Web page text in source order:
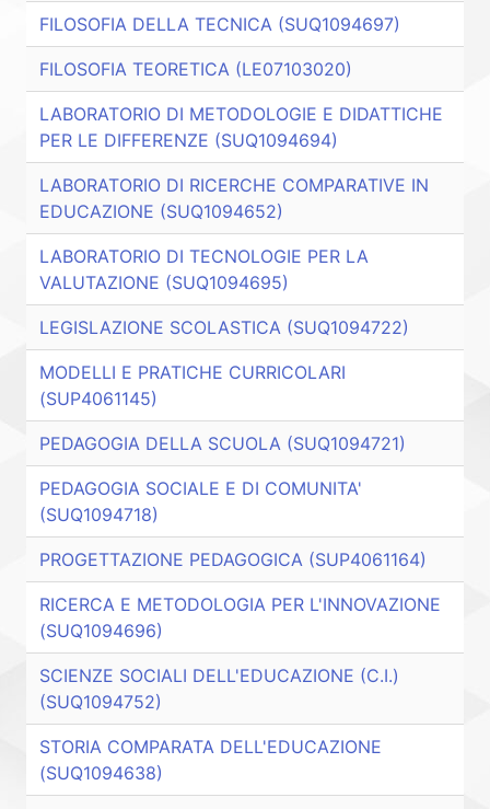
FILOSOFIA DELLA TECNICA (SUQ1094697)
FILOSOFIA TEORETICA (LE07103020)
LABORATORIO DI METODOLOGIE E DIDATTICHE
PER LE DIFFERENZE (SUQ1094694)
LABORATORIO DI RICERCHE COMPARATIVE IN
EDUCAZIONE (SUQ1094652)
LABORATORIO DI TECNOLOGIE PER LA
VALUTAZIONE (SUQ1094695)
LEGISLAZIONE SCOLASTICA (SUQ1094722)
MODELLI E PRATICHE CURRICOLARI
(SUP4061145)
PEDAGOGIA DELLA SCUOLA (SUQ1094721)
PEDAGOGIA SOCIALE E DI COMUNITA'
(SUQ1094718)
PROGETTAZIONE PEDAGOGICA (SUP4061164)
RICERCA E METODOLOGIA PER L'INNOVAZIONE
(SUQ1094696)
SCIENZE SOCIALI DELL'EDUCAZIONE (C.I.)
(SUQ1094752)
STORIA COMPARATA DELL'EDUCAZIONE
(SUQ1094638)